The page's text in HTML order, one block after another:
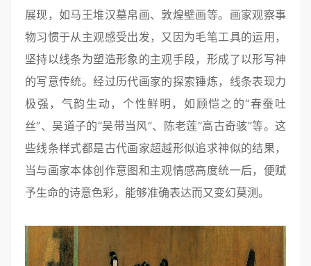
展现，如马王堆汉墓帛画、敦煌壁画等。画家观察事
物习惯于从主观感受出发，又因为毛笔工具的运用，
坚持以线条为塑造形象的主观手段，形成了以形写神
的写意传统。经过历代画家的探索锤炼，线条表现力
极强，气韵生动，个性鲜明，如顾恺之的“春蚕吐
丝”、吴道子的“吴带当风”、陈老莲“高古奇骇”等。这
些线条样式都是古代画家超越形似追求神似的结果，
当与画家本体创作意图和主观情感高度统一后，便赋
予生命的诗意色彩，能够准确表达而又变幻莫测。